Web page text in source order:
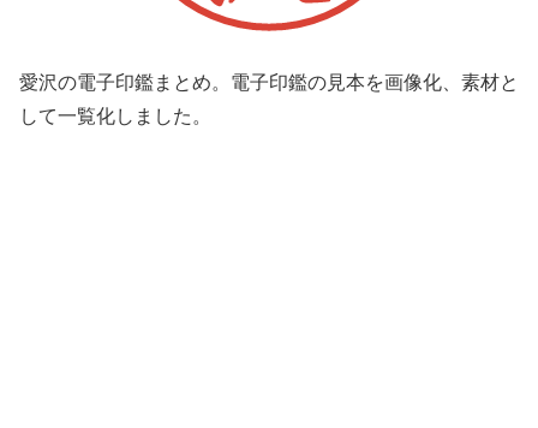
愛沢の電子印鑑まとめ。電子印鑑の見本を画像化、素材と
して一覧化しました。